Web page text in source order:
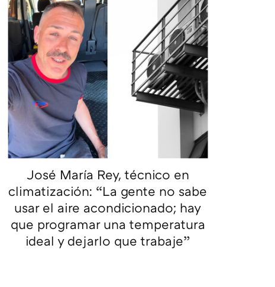
José María Rey, técnico en
climatización: “La gente no sabe
usar el aire acondicionado; hay
que programar una temperatura
ideal y dejarlo que trabaje”